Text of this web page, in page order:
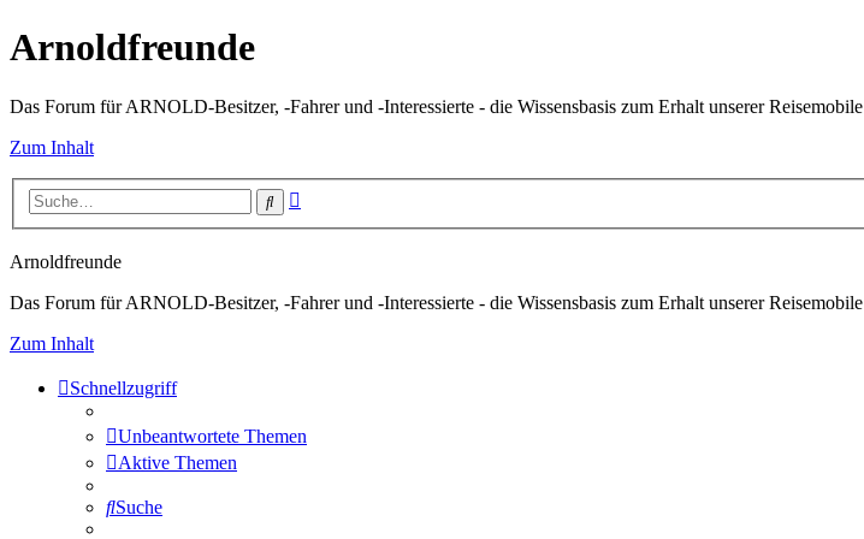
Arnoldfreunde
Das Forum für ARNOLD-Besitzer, -Fahrer und -Interessierte - die Wissensbasis zum Erhalt unserer Reisemobile
Zum Inhalt
Suche
Arnoldfreunde
Das Forum für ARNOLD-Besitzer, -Fahrer und -Interessierte - die Wissensbasis zum Erhalt unserer Reisemobile
Zum Inhalt
Schnellzugriff
Unbeantwortete Themen
Aktive Themen
Suche